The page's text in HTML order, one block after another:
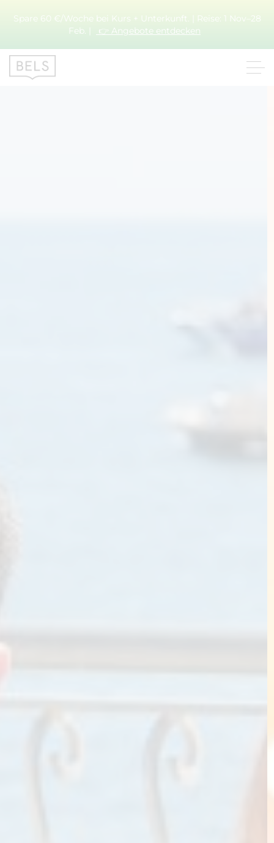
Spare 60 €/Woche bei Kurs + Unterkunft. | Reise: 1 Nov–28
Feb. |
👉 Angebote entdecken